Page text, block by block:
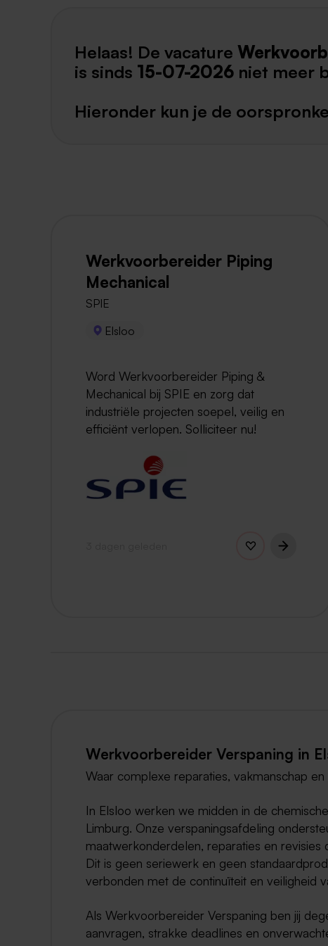
Helaas! De vacature
is sinds 15-07-2026 niet meer
Hieronder kun je de
Werkvoorbereider Piping
Mechanical
SPIE
Elsloo
Word Werkvoorbereider Piping &
Mechanical bij SPIE en zorg dat
industriële projecten soepel, veilig en
efficiënt verlopen. Solliciteer nu!
Werkvoorbereider Verspaning in
Waar complexe reparaties, vakmanschap
In Elsloo werken we midden in de
Limburg. Onze verspaningsafdeling
maatwerkonderdelen, reparaties en
Dit is geen seriewerk en geen
verbonden met de continuïteit en veiligheid
Als Werkvoorbereider Verspaning ben jij
aanvragen, strakke deadlines en